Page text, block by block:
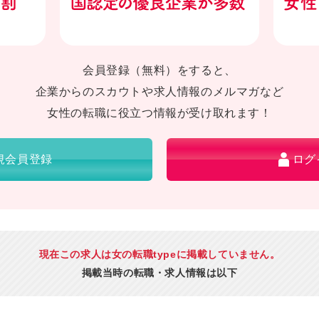
会員登録（無料）をすると、
企業からのスカウトや求人情報のメルマガなど
女性の転職に役立つ情報が受け取れます！
会員登録 ログ
現在この求人は女の転職typeに掲載していません。
掲載当時の転職・求人情報は以下